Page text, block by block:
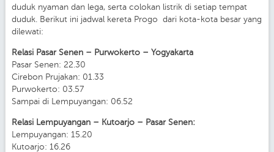
duduk nyaman dan lega, serta colokan listrik di setiap tempat
duduk. Berikut ini jadwal kereta Progo dari kota-kota besar yang
dilewati:
Relasi Pasar Senen – Purwokerto – Yogyakarta
Pasar Senen: 22.30
Cirebon Prujakan: 01.33
Purwokerto: 03.57
Sampai di Lempuyangan: 06.52
Relasi Lempuyangan – Kutoarjo – Pasar Senen:
Lempuyangan: 15.20
Kutoarjo: 16.26